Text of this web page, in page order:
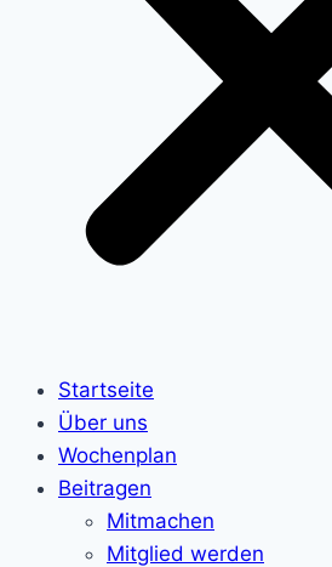
Startseite
Über uns
Wochenplan
Beitragen
Mitmachen
Mitglied werden